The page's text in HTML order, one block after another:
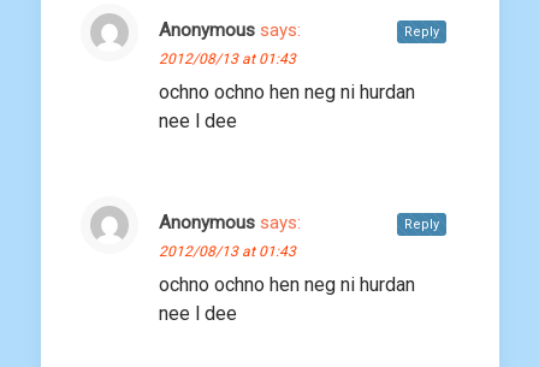
Anonymous says:
2012/08/13 at 01:43
ochno ochno hen neg ni hurdan
nee l dee
Reply
Anonymous says:
2012/08/13 at 01:43
ochno ochno hen neg ni hurdan
nee l dee
Reply